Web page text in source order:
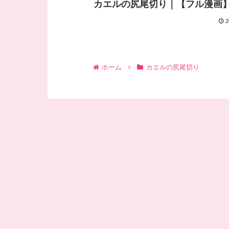
カエルの尻尾切り｜【フル漫画】
ホーム カエルの尻尾切り